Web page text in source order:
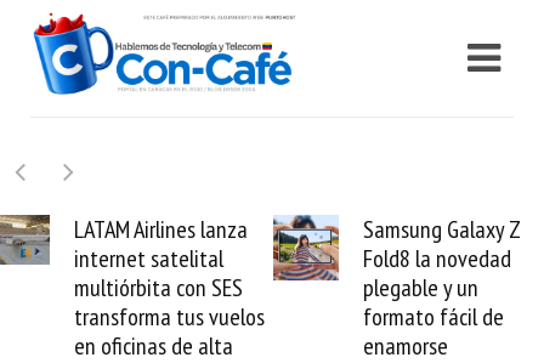
lanza
con SES
tus vuelos
de alta
Samsung Galaxy Z
Fold8 la novedad
plegable y un
formato fácil de
enamorse
valida